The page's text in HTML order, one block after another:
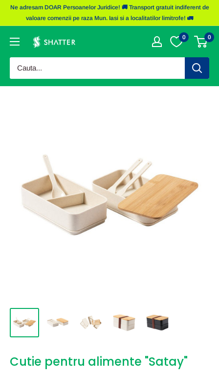
SaritiNe adresam DOAR Persoanelor Juridice! 🚚 Transport gratuit indiferent de
valoare comenzii pe raza Mun. Iasi si a localitatilor limitrofe! 🚛
Obiecte
Shatter
0 0
Cutie pentru alimente "Satay"